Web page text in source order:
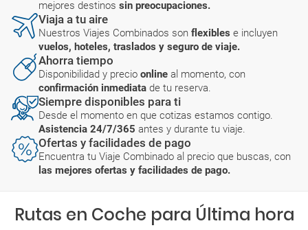
mejores destinos sin preocupaciones.
Viaja a tu aire
Nuestros Viajes Combinados son flexibles e incluyen
vuelos, hoteles, traslados y seguro de viaje.
Ahorra tiempo
Disponibilidad y precio online al momento, con
confirmación inmediata de tu reserva.
Siempre disponibles para ti
Desde el momento en que cotizas estamos contigo.
Asistencia 24/7/365 antes y durante tu viaje.
Ofertas y facilidades de pago
Encuentra tu Viaje Combinado al precio que buscas, con
las mejores ofertas y facilidades de pago.
Rutas en Coche para Última hora